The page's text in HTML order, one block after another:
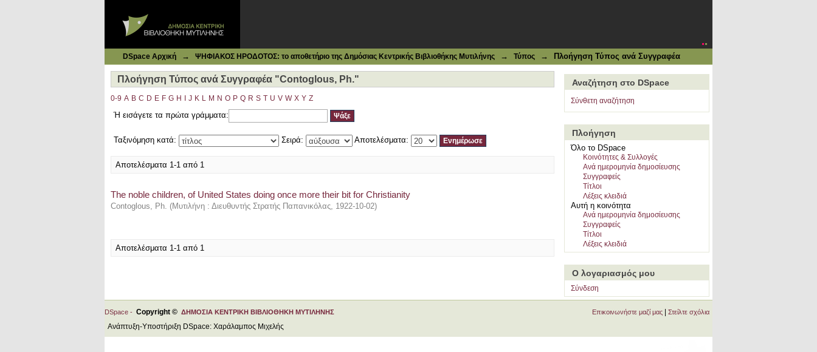
DSpace Αρχική → ΨΗΦΙΑΚΟΣ ΗΡΟΔΟΤΟΣ: το αποθετήριο της Δημόσιας Κεντρικής Βιβλιοθήκης Μυτιλήνης → Τύπος → Πλοήγηση Τύπος ανά Συγγραφέα
Πλοήγηση Τύπος ανά Συγγραφέα "Contoglous, Ph."
0-9 A B C D E F G H J K L M N O P Q R S T U V W X Y Z
Ή εισάγετε τα πρώτα γράμματα:
Ταξινόμηση κατά: Σειρά: Αποτελέσματα:
Αποτελέσματα 1-1 από 1
The noble children, of United States doing once more their bit for Christianity
Contoglous, Ph. (Μυτιλήνη : Διευθυντής Στρατής Παπανικόλας, 1922-10-02)
Αποτελέσματα 1-1 από 1
Αναζήτηση στο DSpace
Σύνθετη αναζήτηση
Πλοήγηση
Όλο το DSpace
Κοινότητες & Συλλογές
Ανά ημερομηνία δημοσίευσης
Συγγραφείς
Τίτλοι
Λέξεις κλειδιά
Αυτή η κοινότητα
Ανά ημερομηνία δημοσίευσης
Συγγραφείς
Τίτλοι
Λέξεις κλειδιά
Ο λογαριασμός μου
Σύνδεση
DSpace - Copyright © ΔΗΜΟΣΙΑ ΚΕΝΤΡΙΚΗ ΒΙΒΛΙΟΘΗΚΗ ΜΥΤΙΛΗΝΗΣ
Ανάπτυξη-Υποστήριξη DSpace: Χαράλαμπος Μιχελής
Επικοινωνήστε μαζί μας Στείλτε σχόλια